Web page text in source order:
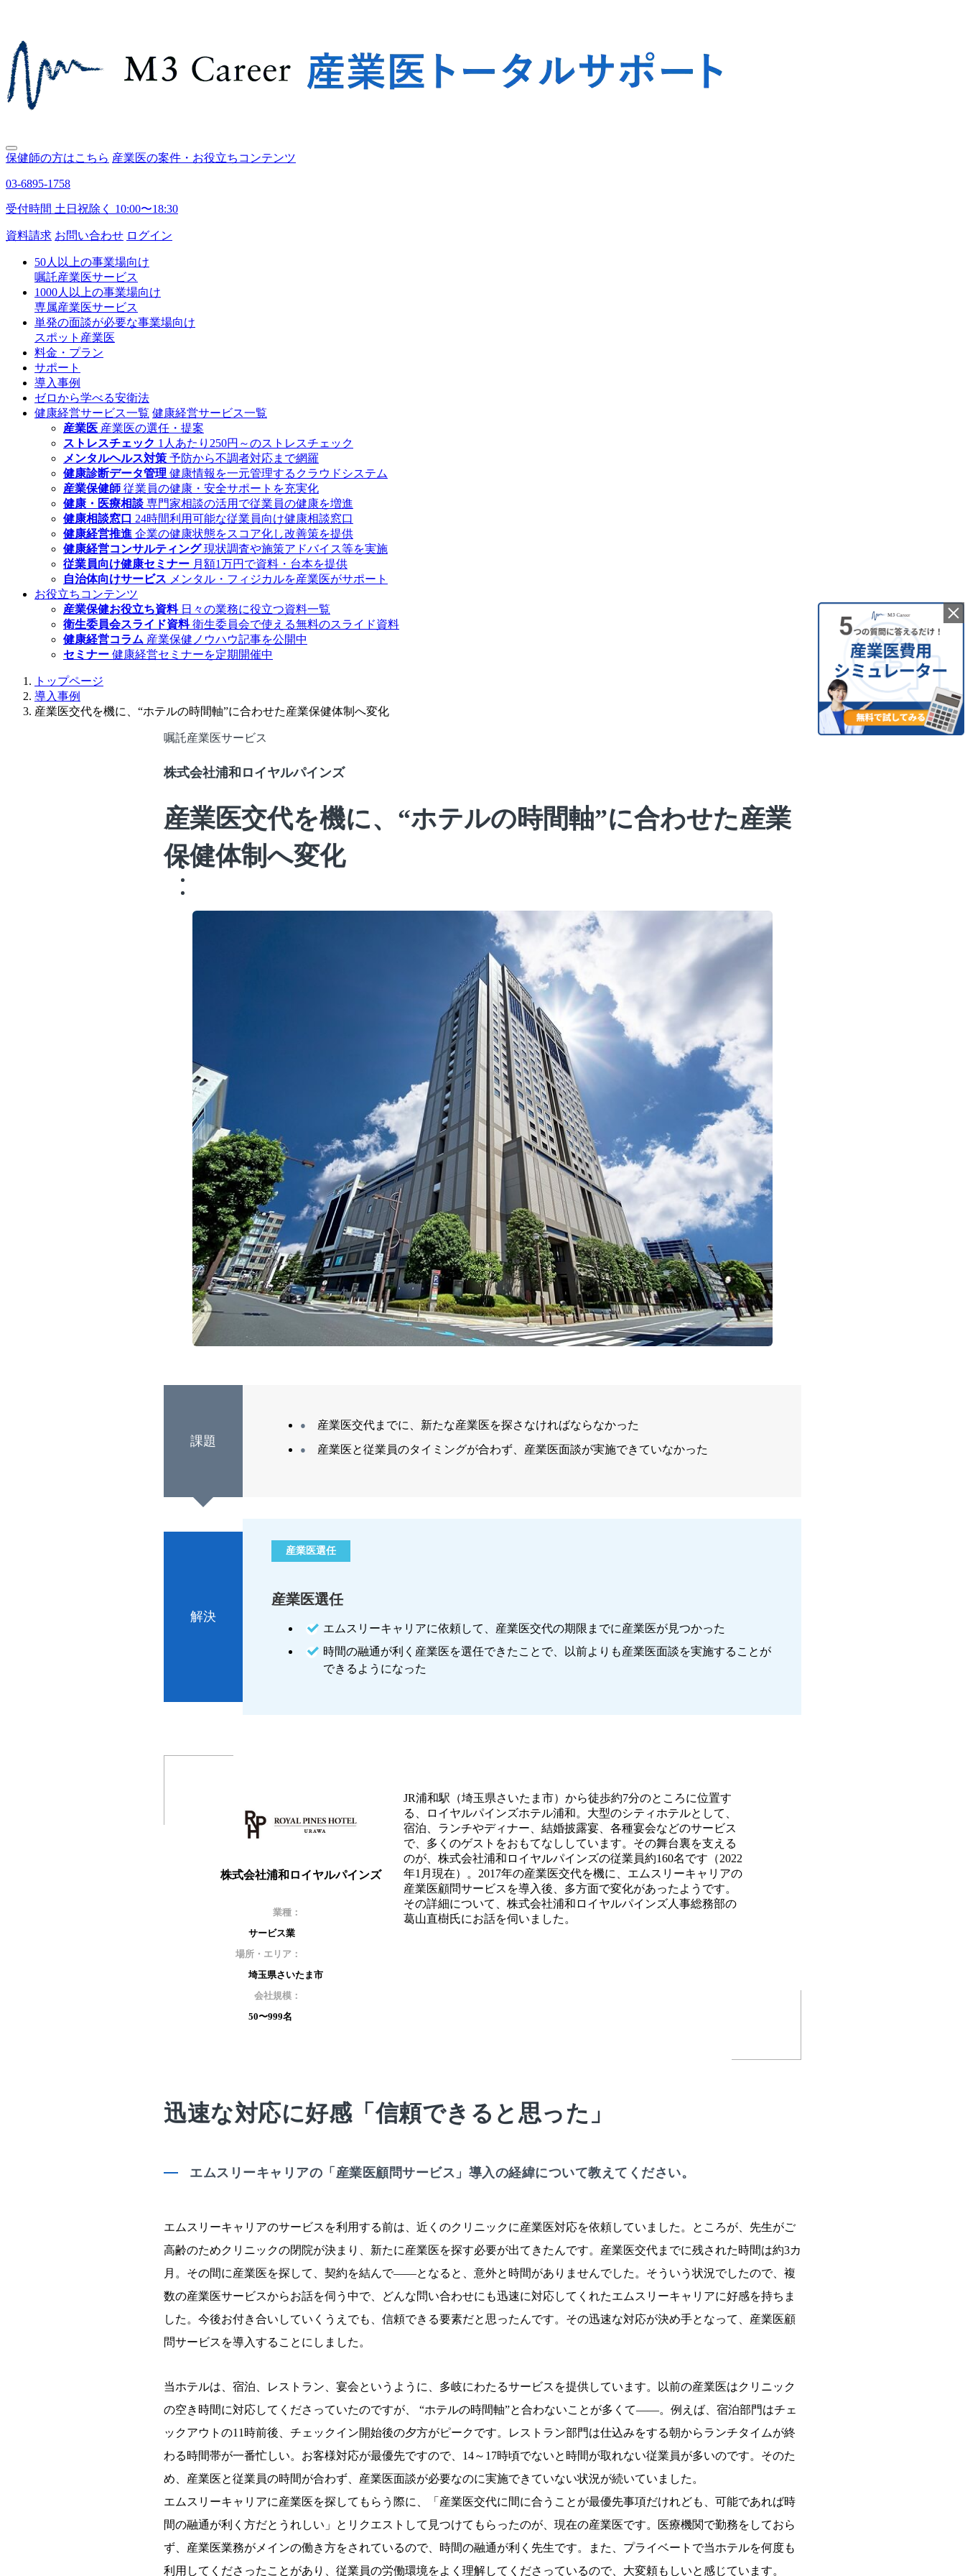
保健師の方はこちら 産業医の案件・お役立ちコンテンツ
03-6895-1758
受付時間 土日祝除く 10:00〜18:30
資料請求 お問い合わせ ログイン
50人以上の事業場向け
嘱託産業医サービス
1000人以上の事業場向け
専属産業医サービス
単発の面談が必要な事業場向け
スポット産業医
料金・プラン
サポート
導入事例
ゼロから学べる安衛法
健康経営サービス一覧 健康経営サービス一覧
産業医 産業医の選任・提案
ストレスチェック 1人あたり250円～のストレスチェック
メンタルヘルス対策 予防から不調者対応まで網羅
健康診断データ管理 健康情報を一元管理するクラウドシステム
産業保健師 従業員の健康・安全サポートを充実化
健康・医療相談 専門家相談の活用で従業員の健康を増進
健康相談窓口 24時間利用可能な従業員向け健康相談窓口
健康経営推進 企業の健康状態をスコア化し改善策を提供
健康経営コンサルティング現状調査や施策アドバイス等を実施
従業員向け健康セミナー 月額1万円で資料・台本を提供
自治体向けサービス メンタル・フィジカルを産業医がサポート
お役立ちコンテンツ
産業保健お役立ち資料日々の業務に役立つ資料一覧
衛生委員会スライド資料衛生委員会で使える無料のスライド資料
健康経営コラム 産業保健ノウハウ記事を公開中
セミナー 健康経営セミナーを定期開催中
トップページ
導入事例
産業医交代を機に、“ホテルの時間軸”に合わせた産業保健体制へ変化
嘱託産業医サービス
株式会社浦和ロイヤルパインズ
産業医交代を機に、“ホテルの時間軸”に合わせた産業
保健体制へ変化
課題
産業医交代までに、新たな産業医を探さなければならなかった
産業医と従業員のタイミングが合わず、産業医面談が実施できていなかった
解決
産業医選任
産業医選任
エムスリーキャリアに依頼して、産業医交代の期限までに産業医が見つかった
時間の融通が利く産業医を選任できたことで、以前よりも産業医面談を実施することが
できるようになった
株式会社浦和ロイヤルパインズ
業種：
サービス業
場所・エリア：
埼玉県さいたま市
会社規模：
50〜999名
JR浦和駅（埼玉県さいたま市）から徒歩約7分のところに位置す
る、ロイヤルパインズホテル浦和。大型のシティホテルとして、
宿泊、ランチやディナー、結婚披露宴、各種宴会などのサービス
で、多くのゲストをおもてなししています。その舞台裏を支える
のが、株式会社浦和ロイヤルパインズの従業員約160名です（2022
年1月現在）。2017年の産業医交代を機に、エムスリーキャリアの
産業医顧問サービスを導入後、多方面で変化があったようです。
その詳細について、株式会社浦和ロイヤルパインズ人事総務部の
葛山直樹氏にお話を伺いました。
迅速な対応に好感「信頼できると思った」
エムスリーキャリアの「産業医顧問サービス」導入の経緯について教えてください。
エムスリーキャリアのサービスを利用する前は、近くのクリニックに産業医対応を依頼していました。ところが、先生がご
高齢のためクリニックの閉院が決まり、新たに産業医を探す必要が出てきたんです。産業医交代までに残された時間は約3カ
月。その間に産業医を探して、契約を結んで――となると、意外と時間がありませんでした。そういう状況でしたので、複
数の産業医サービスからお話を伺う中で、どんな問い合わせにも迅速に対応してくれたエムスリーキャリアに好感を持ちま
した。今後お付き合いしていくうえでも、信頼できる要素だと思ったんです。その迅速な対応が決め手となって、産業医顧
問サービスを導入することにしました。
当ホテルは、宿泊、レストラン、宴会というように、多岐にわたるサービスを提供しています。以前の産業医はクリニック
の空き時間に対応してくださっていたのですが、 “ホテルの時間軸”と合わないことが多くて――。例えば、宿泊部門はチェ
ックアウトの11時前後、チェックイン開始後の夕方がピークです。レストラン部門は仕込みをする朝からランチタイムが終
わる時間帯が一番忙しい。お客様対応が最優先ですので、14～17時頃でないと時間が取れない従業員が多いのです。そのた
め、産業医と従業員の時間が合わず、産業医面談が必要なのに実施できていない状況が続いていました。
エムスリーキャリアに産業医を探してもらう際に、「産業医交代に間に合うことが最優先事項だけれども、可能であれば時
間の融通が利く方だとうれしい」とリクエストして見つけてもらったのが、現在の産業医です。医療機関で勤務をしておら
ず、産業医業務がメインの働き方をされているので、時間の融通が利く先生です。また、プライベートで当ホテルを何度も
利用してくださったことがあり、従業員の労働環境をよく理解してくださっているので、大変頼もしいと感じています。